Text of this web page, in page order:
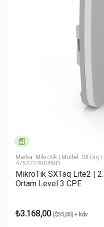
Yorumu Gönder
Marka: Mikrotik | Model: SXTsq
4752224004581
MikroTik SXTsq Lite2 |
Ortam Level 3 CPE
₺3.168,00($55,00) + kdv